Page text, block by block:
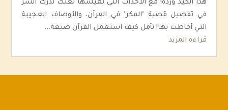
هذا الكيد وردّه! مع الأحداث التي نعيشها لعلك تُدرك السر
في تفصيل قضية "المكر" في القرآن، والأوصاف العجيبة
التي أحاطت بها! تأمل كيف استعمل القرآن صيغة...
قراءة المزيد